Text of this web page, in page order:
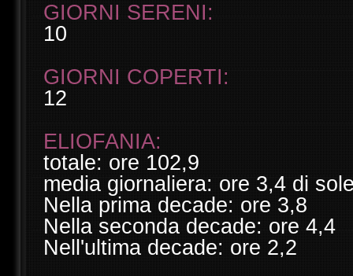
GIORNI SERENI:
10
GIORNI COPERTI:
12
ELIOFANIA:
totale: ore 102,9
media giornaliera: ore 3,4 di
Nella prima decade: ore 3,8
Nella seconda decade: ore 4,4
Nell'ultima decade: ore 2,2